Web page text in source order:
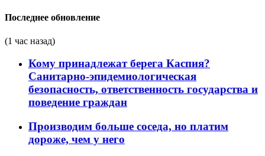
Последнее обновление
(1 час назад)
Кому принадлежат берега Каспия?
Санитарно-эпидемиологическая
безопасность, ответственность государства и
поведение граждан
Производим больше соседа, но платим
дороже, чем у него